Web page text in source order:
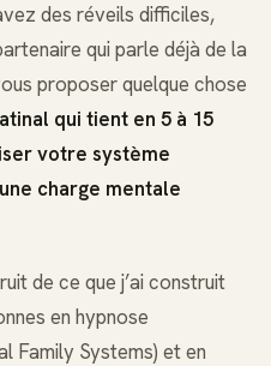
des réveils difficiles,
qui parle déjà de la
proposer quelque chose
qui tient en 5 à 15
votre système
charge mentale
de ce que j’ai construit
en hypnose
Family Systems) et en